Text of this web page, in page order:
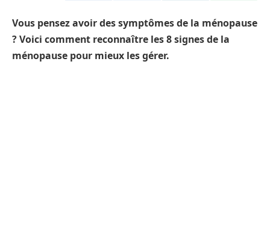
Vous pensez avoir des symptômes de la ménopause
? Voici comment reconnaître les 8 signes de la
ménopause pour mieux les gérer.